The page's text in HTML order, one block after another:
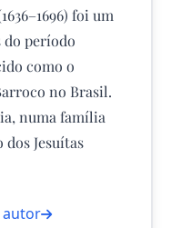
foi um
do período
como o
no Brasil.
numa família
dos Jesuítas
autor